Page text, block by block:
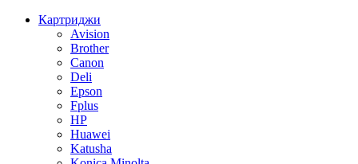
Картриджи
Avision
Brother
Canon
Deli
Epson
Fplus
HP
Huawei
Katusha